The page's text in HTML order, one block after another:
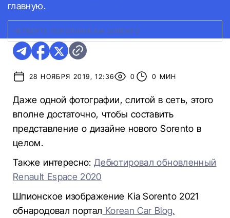
главную.
ЧЕТВЕРТЕ ПОКОЛІННЯ KIA SORENTO
28 НОЯБРЯ 2019, 12:36 0 0 МИН
Даже одной фотографии, слитой в сеть, этого
вполне достаточно, чтобы составить
представление о дизайне нового Sorento в
целом.
Также интересно:Дебютировал обновленный
Renault Espace 2020
Шпионское изображение Kia Sorento 2021
обнародовал портал Korean Car Blog.